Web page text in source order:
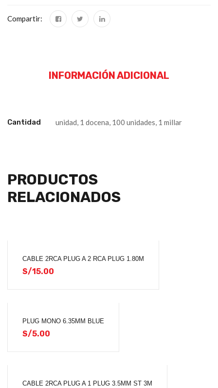
Compartir:
INFORMACIÓN ADICIONAL
Cantidad unidad, 1 docena, 100 unidades, 1 millar
PRODUCTOS
RELACIONADOS
CABLE 2RCA PLUG A 2 RCA PLUG 1.80M
S/15.00
PLUG MONO 6.35MM BLUE
S/5.00
CABLE 2RCA PLUG A 1 PLUG 3.5MM ST 3M